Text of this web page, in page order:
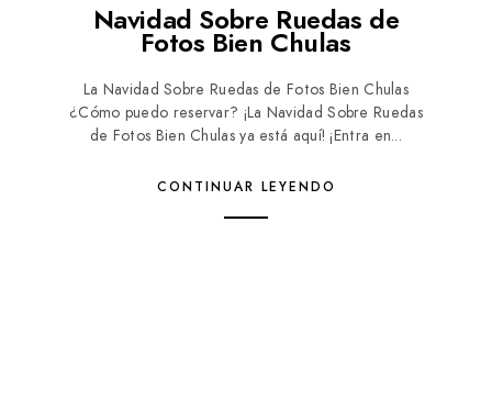
Navidad Sobre Ruedas de
Fotos Bien Chulas
La Navidad Sobre Ruedas de Fotos Bien Chulas
¿Cómo puedo reservar? ¡La Navidad Sobre Ruedas
de Fotos Bien Chulas ya está aquí! ¡Entra en...
CONTINUAR LEYENDO